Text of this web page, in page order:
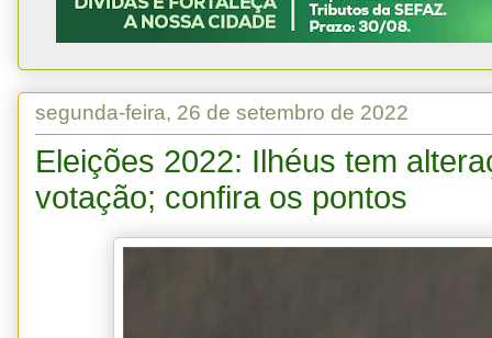
segunda-feira, 26 de setembro de 2022
Eleições 2022: Ilhéus tem
votação; confira os pontos